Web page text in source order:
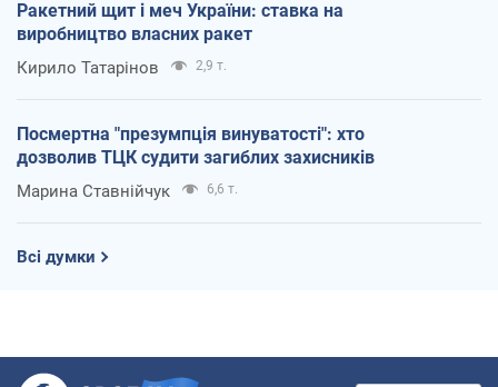
Ракетний щит і меч України: ставка на
виробництво власних ракет
Кирило Татарінов 2,9 т.
Посмертна "презумпція винуватості": хто
дозволив ТЦК судити загиблих захисників
Марина Ставнійчук 6,6 т.
Всі думки